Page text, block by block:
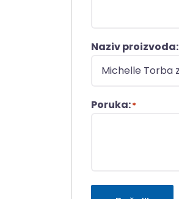
Naziv proizvoda:
Poruka:*